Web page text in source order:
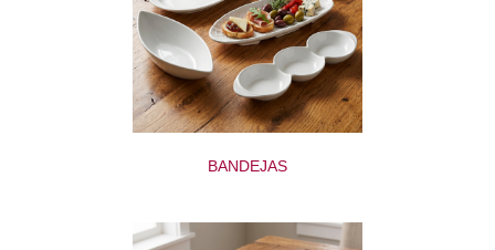
BANDEJAS